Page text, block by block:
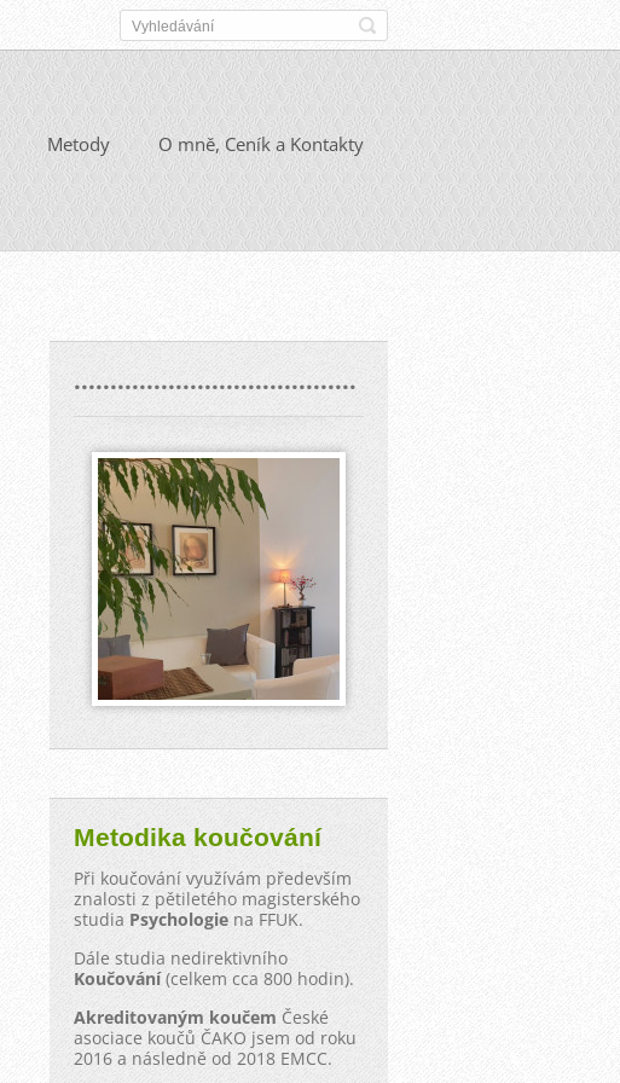
Metody O mně, Ceník a Kontakty
.......................................
Metodika koučování
Při koučování využívám především
znalosti z pětiletého magisterského
studia Psychologie na FFUK.
Dále studia nedirektivního
Koučování(celkem cca 800 hodin).
Akreditovaným koučem České
asociace koučů ČAKO jsem od roku
2016 a následně od 2018 EMCC.